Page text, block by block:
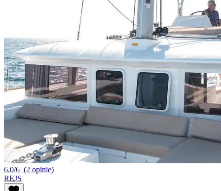
6.0/6 (2 opinie)
REJS